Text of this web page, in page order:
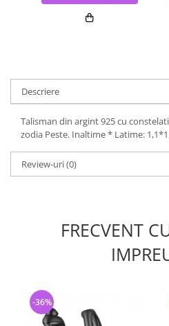
Descriere
Talisman din argint 925 cu
zodia Peste. Inaltime * Latime:
Review-uri(0)
FRECVENT
-36%